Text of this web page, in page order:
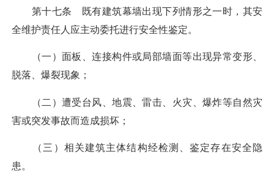
第十七条 既有建筑幕墙出现下列情形之一时，其安
全维护责任人应主动委托进行安全性鉴定。
（一）面板、连接构件或局部墙面等出现异常变形、
脱落、爆裂现象；
（二）遭受台风、地震、雷击、火灾、爆炸等自然灾
害或突发事故而造成损坏；
（三）相关建筑主体结构经检测、鉴定存在安全隐
患。